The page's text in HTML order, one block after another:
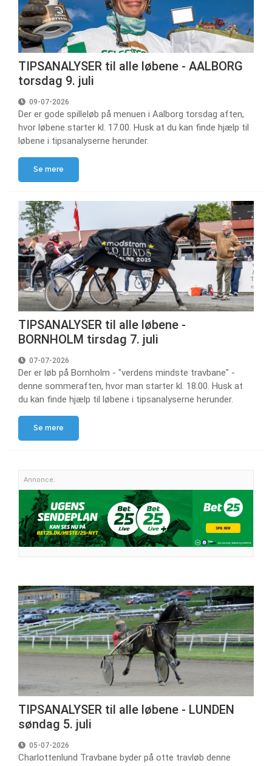
TIPSANALYSER til alle løbene - AALBORG
torsdag 9. juli
09-07-2026
Der er gode spilleløb på menuen i Aalborg torsdag aften,
hvor løbene starter kl. 17.00. Husk at du kan finde hjælp til
løbene i tipsanalyserne herunder.
Se mere
TIPSANALYSER til alle løbene -
BORNHOLM tirsdag 7. juli
07-07-2026
Der er løb på Bornholm - "verdens mindste travbane" -
denne sommeraften, hvor man starter kl. 18.00. Husk at
du kan finde hjælp til løbene i tipsanalyserne herunder.
Se mere
Annonce:
TIPSANALYSER til alle løbene - LUNDEN
søndag 5. juli
05-07-2026
Charlottenlund Travbane byder på otte travløb denne